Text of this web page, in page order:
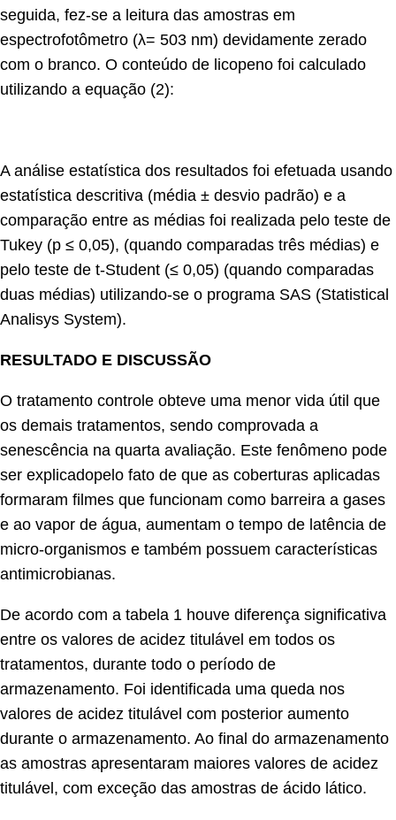
seguida, fez-se a leitura das amostras em
espectrofotômetro (λ= 503 nm) devidamente zerado
com o branco. O conteúdo de licopeno foi calculado
utilizando a equação (2):
A análise estatística dos resultados foi efetuada usando
estatística descritiva (média ± desvio padrão) e a
comparação entre as médias foi realizada pelo teste de
Tukey (p ≤ 0,05), (quando comparadas três médias) e
pelo teste de t-Student (≤ 0,05) (quando comparadas
duas médias) utilizando-se o programa SAS (Statistical
Analisys System).
RESULTADO E DISCUSSÃO
O tratamento controle obteve uma menor vida útil que
os demais tratamentos, sendo comprovada a
senescência na quarta avaliação. Este fenômeno pode
ser explicadopelo fato de que as coberturas aplicadas
formaram filmes que funcionam como barreira a gases
e ao vapor de água, aumentam o tempo de latência de
micro-organismos e também possuem características
antimicrobianas.
De acordo com a tabela 1 houve diferença significativa
entre os valores de acidez titulável em todos os
tratamentos, durante todo o período de
armazenamento. Foi identificada uma queda nos
valores de acidez titulável com posterior aumento
durante o armazenamento. Ao final do armazenamento
as amostras apresentaram maiores valores de acidez
titulável, com exceção das amostras de ácido lático.